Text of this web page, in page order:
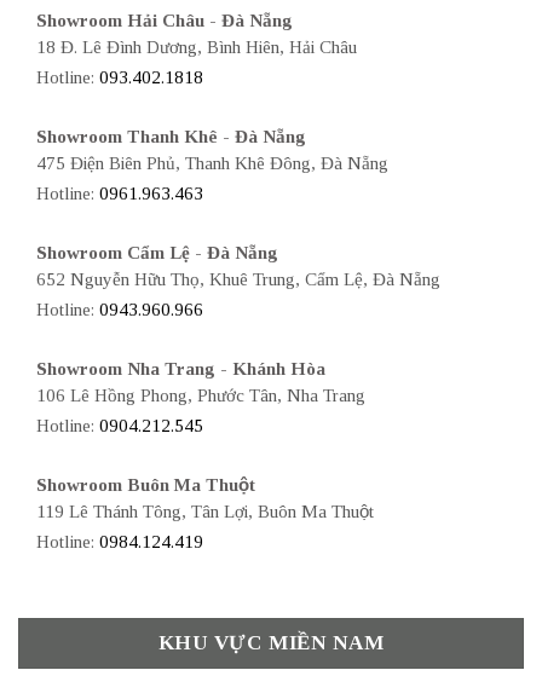
Showroom Hải Châu - Đà Nẵng
18 Đ. Lê Đình Dương, Bình Hiên, Hải Châu
Hotline: 093.402.1818
Showroom Thanh Khê - Đà Nẵng
475 Điện Biên Phủ, Thanh Khê Đông, Đà Nẵng
Hotline: 0961.963.463
Showroom Cẩm Lệ - Đà Nẵng
652 Nguyễn Hữu Thọ, Khuê Trung, Cẩm Lệ, Đà Nẵng
Hotline: 0943.960.966
Showroom Nha Trang - Khánh Hòa
106 Lê Hồng Phong, Phước Tân, Nha Trang
Hotline: 0904.212.545
Showroom Buôn Ma Thuột
119 Lê Thánh Tông, Tân Lợi, Buôn Ma Thuột
Hotline: 0984.124.419
KHU VỰC MIỀN NAM